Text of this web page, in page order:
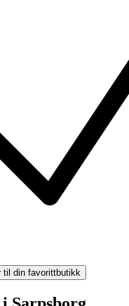
til din favorittbutikk